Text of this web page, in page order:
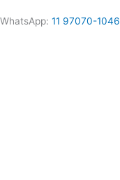
WhatsApp: 11 97070-1046